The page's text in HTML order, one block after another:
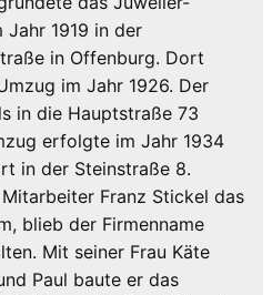
1919 in der
in Offenburg. Dort
im Jahr 1926. Der
in die Hauptstraße 73
erfolgte im Jahr 1934
in der Steinstraße 8.
Franz Stickel das
blieb der Firmenname
Mit seiner Frau Käte
Paul baute er das